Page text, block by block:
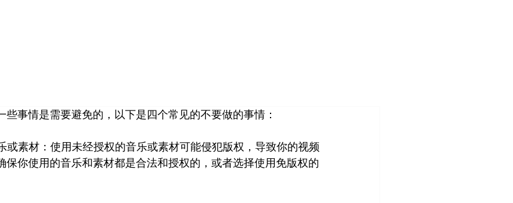
些事情是需要避免的，以下是四个常见的不要做的事情：
或素材：使用未经授权的音乐或素材可能侵犯版权，导致你的视频
保你使用的音乐和素材都是合法和授权的，或者选择使用免版权的